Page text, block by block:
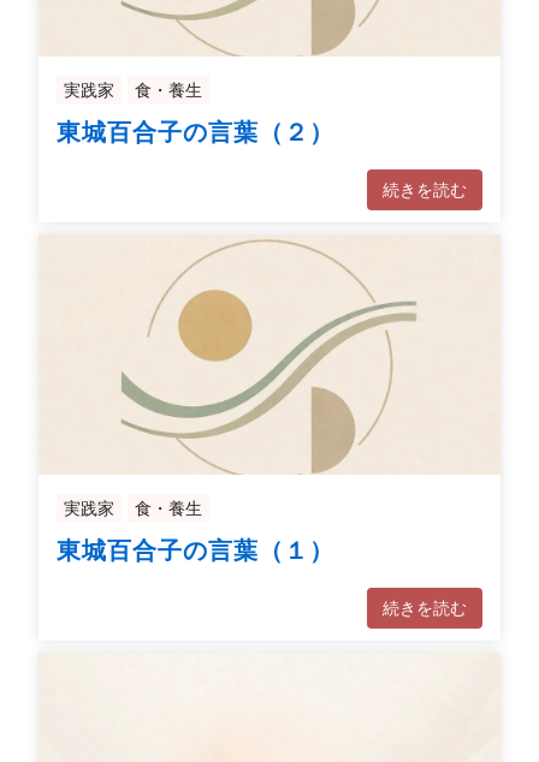
実践家 食・養生
東城百合子の言葉（２）
続きを読む
実践家 食・養生
東城百合子の言葉（１）
続きを読む